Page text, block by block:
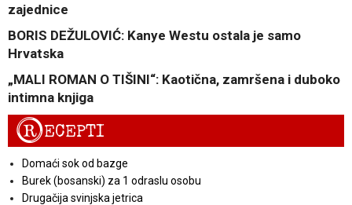
zajednice
BORIS DEŽULOVIĆ: Kanye Westu ostala je samo
Hrvatska
„MALI ROMAN O TIŠINI“: Kaotična, zamršena i duboko
intimna knjiga
RECEPTI
Domaći sok od bazge
Burek (bosanski) za 1 odraslu osobu
Drugačija svinjska jetrica